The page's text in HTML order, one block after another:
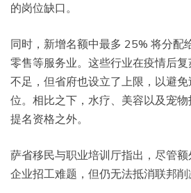
的岗位缺口。
同时，新增名额中最多 25% 将分配
零售等服务业。这些行业在疫情后
不足，但省府也设立了上限，以避
位。相比之下，水疗、美容以及宠
提名资格之外。
萨省移民与职业培训厅指出，尽管
企业招工难题，但仍无法抵消联邦削